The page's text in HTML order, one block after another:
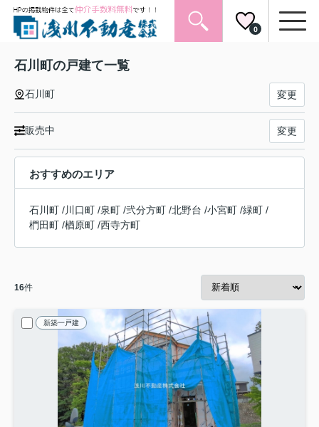
0
石川町の戸建て一覧
石川町 変更
販売中 変更
おすすめのエリア
石川町 /川口町 /泉町 /弐分方町 /北野台 /小宮町 /緑町 /
椚田町 /楢原町 /西寺方町
16件
新築一戸建